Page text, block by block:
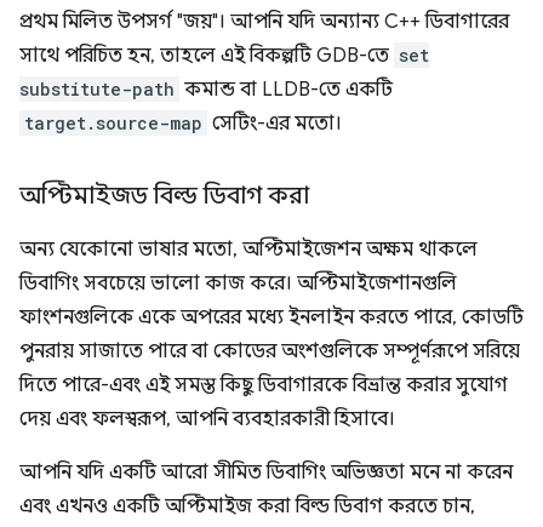
প্রথম মিলিত উপসর্গ "জয়"। আপনি যদি অন্যান্য C++ ডিবাগারের
সাথে পরিচিত হন, তাহলে এই বিকল্পটি GDB-তে set
substitute-path কমান্ড বা LLDB-তে একটি
target.source-map সেটিং-এর মতো।
অপ্টিমাইজড বিল্ড ডিবাগ করা
অন্য যেকোনো ভাষার মতো, অপ্টিমাইজেশন অক্ষম থাকলে
ডিবাগিং সবচেয়ে ভালো কাজ করে। অপ্টিমাইজেশানগুলি
ফাংশনগুলিকে একে অপরের মধ্যে ইনলাইন করতে পারে, কোডটি
পুনরায় সাজাতে পারে বা কোডের অংশগুলিকে সম্পূর্ণরূপে সরিয়ে
দিতে পারে-এবং এই সমস্ত কিছু ডিবাগারকে বিভ্রান্ত করার সুযোগ
দেয় এবং ফলস্বরূপ, আপনি ব্যবহারকারী হিসাবে।
আপনি যদি একটি আরো সীমিত ডিবাগিং অভিজ্ঞতা মনে না করেন
এবং এখনও একটি অপ্টিমাইজ করা বিল্ড ডিবাগ করতে চান,